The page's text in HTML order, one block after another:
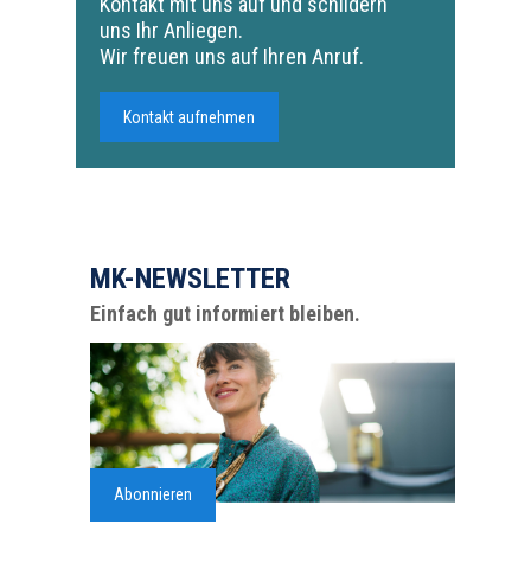
uns Ihr Anliegen.
Wir freuen uns auf Ihren Anruf.
Kontakt aufnehmen
MK-NEWSLETTER
Einfach gut informiert bleiben.
Abonnieren